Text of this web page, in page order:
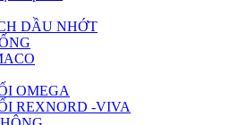
DẦU NHỚT
OMEGA
REXNORD -VIVA